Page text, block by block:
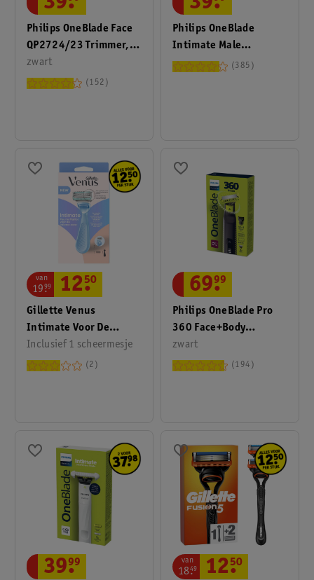
Philips OneBlade Face
QP2724/23 Trimmer,
Scheerapparaat En
Styler
zwart
152
Philips OneBlade
Intimate Male
QP1924/20
385
Gillette Venus
Intimate Voor De
Intieme Zone
Scheersysteem
Inclusief 1 scheermesje
van
19.
99 12.
50
2
Philips OneBlade Pro
360 Face+Body
QP6507/23 Trimmer,
Scheerapparaat En
zwart
69.
99
194
39.
99 van
18.
49 12.
50